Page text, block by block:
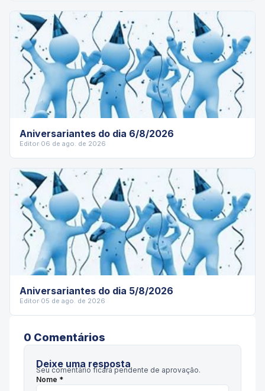
Aniversariantes do dia 6/8/2026
Editor·06 de ago. de 2026
Aniversariantes do dia 5/8/2026
Editor·05 de ago. de 2026
0 Comentários
Deixe uma resposta
Seu comentário ficará pendente de aprovação.
Nome *